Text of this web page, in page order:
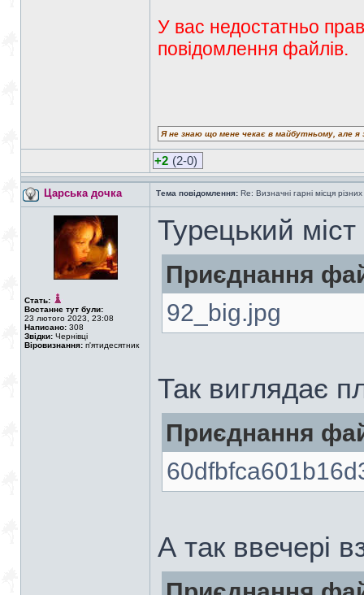
У вас недостатньо
повідомлення файлів.
Я не знаю що мене чекає в майбутньому, але
+2 (2-0)
Царська дочка Тема повідомлення: Re: Визначні гарні місця
Стать:
Востаннє тут були:
23 лютого 2023, 23:08
Написано: 308
Звідки: Чернівці
Віровизнання: п'ятидесятник
Турецький міст
Приєднання
92_big.jpg
Так виглядає
Приєднання
А так ввечері